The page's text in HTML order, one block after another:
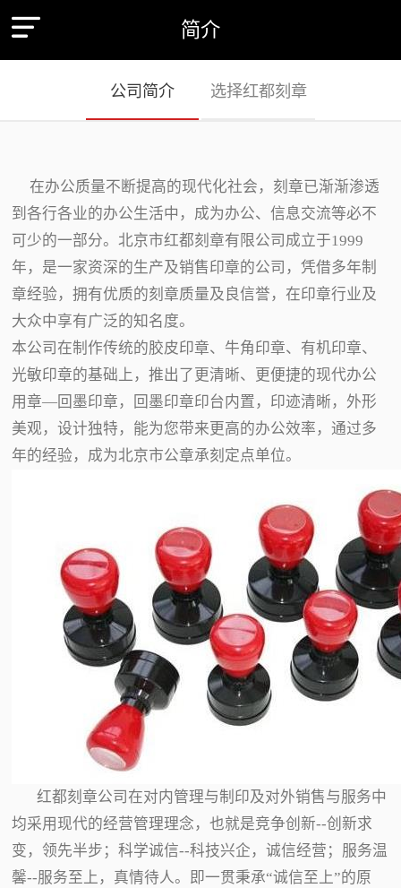
简介
公司简介 选择红都刻章
在办公质量不断提高的现代化社会，刻章已渐渐渗透
到各行各业的办公生活中，成为办公、信息交流等必不
可少的一部分。北京市红都刻章有限公司成立于1999
年，是一家资深的生产及销售印章的公司，凭借多年制
章经验，拥有优质的刻章质量及良信誉，在印章行业及
大众中享有广泛的知名度。
本公司在制作传统的胶皮印章、牛角印章、有机印章、
光敏印章的基础上，推出了更清晰、更便捷的现代办公
用章—回墨印章，回墨印章印台内置，印迹清晰，外形
美观，设计独特，能为您带来更高的办公效率，通过多
年的经验，成为北京市公章承刻定点单位。
红都刻章公司在对内管理与制印及对外销售与服务中
均采用现代的经营管理理念，也就是竞争创新--创新求
变，领先半步；科学诚信--科技兴企，诚信经营；服务温
馨--服务至上，真情待人。即一贯秉承“诚信至上”的原